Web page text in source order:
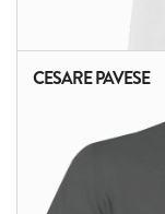
ALTRI PRODOTTI:
CESARE PAVESE